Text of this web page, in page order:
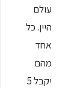
עולם
היין. כל
אחד
מהם
יקבל 5